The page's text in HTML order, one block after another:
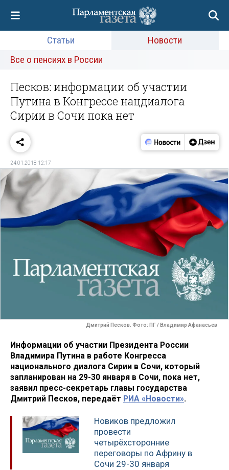
Статьи
Новости
Все о пенсиях в России
Песков: информации об участии
Путина в Конгрессе нацдиалога
Сирии в Сочи пока нет
24.01.2018 12:17
Дмитрий Песков. Фото: ПГ / Владимир Афанасьев
Информации об участии Президента России
Владимира Путина в работе Конгресса
национального диалога Сирии в Сочи, который
запланирован на 29-30 января в Сочи, пока нет,
заявил пресс-секретарь главы государства
Дмитрий Песков, передаёт РИА «Новости».
Новиков предложил
провести
четырёхсторонние
переговоры по Африну в
Сочи 29-30 января